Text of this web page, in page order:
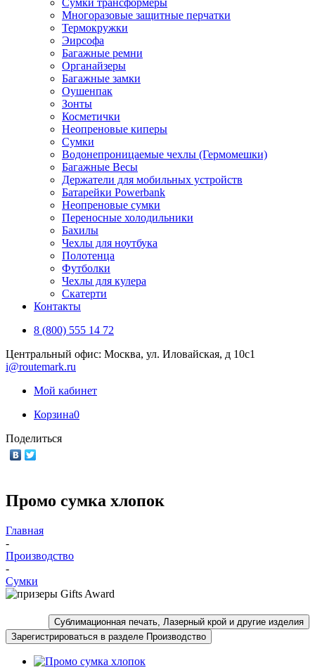
Сумки трансформеры
Многоразовые защитные перчатки
Термокружки
Эирсофа
Багажные ремни
Органайзеры
Багажные замки
Оушенпак
Зонты
Косметички
Неопреновые киперы
Сумки
Водонепроницаемые чехлы (Гермомешки)
Багажные Весы
Держатели для мобильных устройств
Батарейки Powerbank
Неопреновые сумки
Переносные холодильники
Бахилы
Чехлы для ноутбука
Полотенца
Футболки
Чехлы для кулера
Скатерти
Контакты
8 (800) 555 14 72
Центральный офис: Москва, ул. Иловайская, д 10с1
i@routemark.ru
Мой кабинет
Корзина0
Поделиться
Промо сумка хлопок
Главная
-
Производство
-
Сумки
Сублимационная печать, Лазерный крой и другие изделия
Зарегистрироваться в разделе Производство